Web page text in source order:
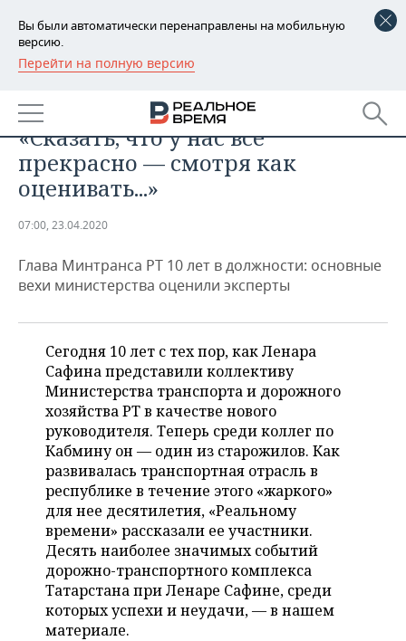
Вы были автоматически перенаправлены на мобильную
версию.
Перейти на полную версию
РЕГИОНЫ
БАШКОРТОСТАН
ТАТАРСТАН
УДМУРТИЯ
НОВОСТИ
АНАЛИТИКА
НОВОСТИ АНАЛИТИКИ
ДЕКЛАРАЦИИ О ДОХОДАХ
КОРОЛИ ГОСЗАКАЗА ПФО
КОМУ ПРИНАДЛЕЖАТ
ТОРГОВЫЕ ЦЕНТРЫ
ТАТАРСТАНА
ЭКОНОМИКА
НОВОСТИ ЭКОНОМИКИ
ФИНАНСЫ
БЮДЖЕТ
ИНВЕСТИЦИИ
ПРОМЫШЛЕННОСТЬ
НОВОСТИ
ПРОМЫШЛЕННОСТИ
АГРОПРОМ
МАШИНОСТРОЕНИЕ
НЕФТЕХИМИЯ
НЕФТЬ
ОПК
ЭНЕРГЕТИКА
НЕДВИЖИМОСТЬ
НОВОСТИ АВТО
БИЗНЕС
НОВОСТИ БИЗНЕСА
РОЗНИЧНАЯ ТОРГОВЛЯ
ТРАНСПОРТ
УСЛУГИ
ТЕХНОЛОГИИ
НОВОСТИ ТЕХНОЛОГИЙ
МЕДИА
ТЕЛЕКОММУНИКАЦИИ
МЕРОПРИЯТИЯ
НОВОСТИ МЕРОПРИЯТИЙ
ВЫЕЗДНАЯ РЕДАКЦИЯ
БИЗНЕС-БРАНЧИ
ONLINE-КОНФЕРЕНЦИИ
СПОРТ
НОВОСТИ СПОРТА
ФУТБОЛ
ХОККЕЙ
ОБЩЕСТВО
НОВОСТИ ОБЩЕСТВА
ВЛАСТЬ
ФОТОГАЛЕРЕЯ
СЮЖЕТЫ
Десятилетка Ленара Сафина:
«Сказать, что у нас все
прекрасно — смотря как
оценивать...»
07:00, 23.04.2020
Глава Минтранса РТ 10 лет в должности: основные
вехи министерства оценили эксперты
Сегодня 10 лет с тех пор, как Ленара
Сафина представили коллективу
Министерства транспорта и дорожного
хозяйства РТ в качестве нового
руководителя. Теперь среди коллег по
Кабмину он — один из старожилов. Как
развивалась транспортная отрасль в
республике в течение этого «жаркого»
для нее десятилетия, «Реальному
времени» рассказали ее участники.
Десять наиболее значимых событий
дорожно-транспортного комплекса
Татарстана при Ленаре Сафине, среди
которых успехи и неудачи, — в нашем
материале.